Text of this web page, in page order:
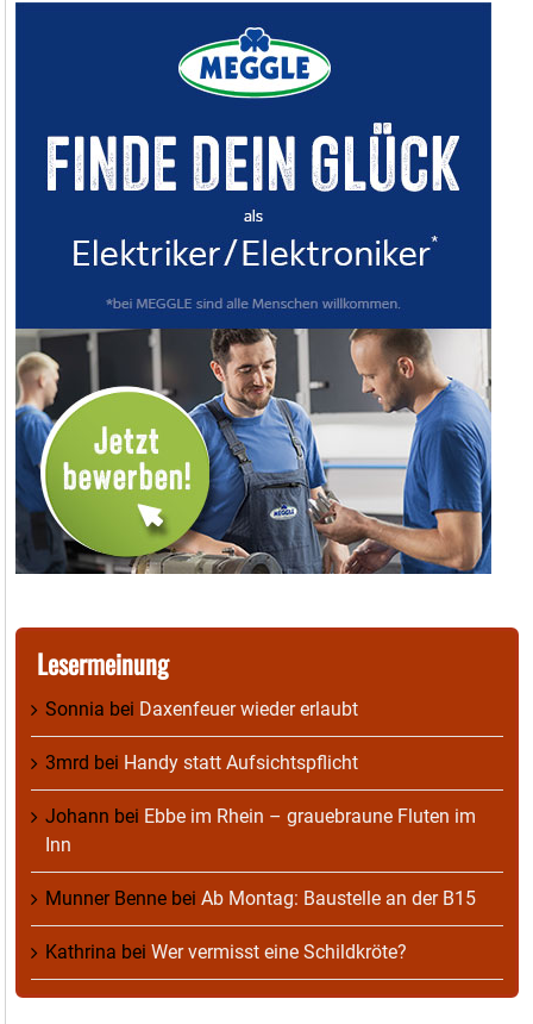
Lesermeinung
Sonnia bei Daxenfeuer wieder erlaubt
3mrd bei Handy statt Aufsichtspflicht
Johann bei Ebbe im Rhein – grauebraune Fluten im
Inn
Munner Benne bei Ab Montag: Baustelle an der B15
Kathrina bei Wer vermisst eine Schildkröte?